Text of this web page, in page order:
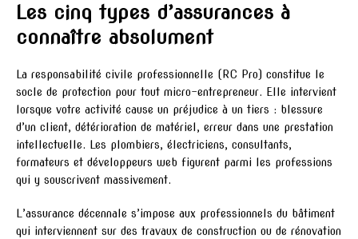
Les cinq types d’assurances à
connaître absolument
La responsabilité civile professionnelle (RC Pro) constitue le
socle de protection pour tout micro-entrepreneur. Elle intervient
lorsque votre activité cause un préjudice à un tiers : blessure
d’un client, détérioration de matériel, erreur dans une prestation
intellectuelle. Les plombiers, électriciens, consultants,
formateurs et développeurs web figurent parmi les professions
qui y souscrivent massivement.
L’assurance décennale s’impose aux professionnels du bâtiment
qui interviennent sur des travaux de construction ou de rénovation